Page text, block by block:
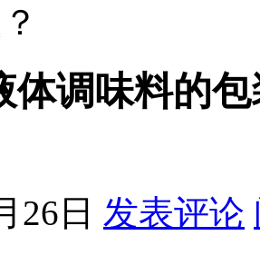
体调味料的
26日 发表评论